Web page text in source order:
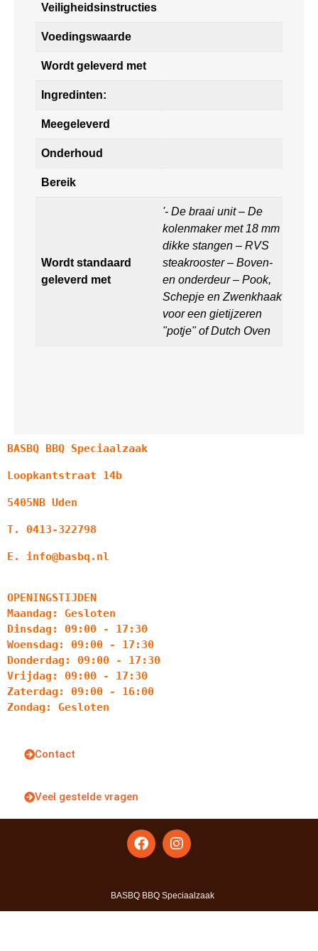
Veiligheidsinstructies
Voedingswaarde
Wordt geleverd met
Ingredinten:
Meegeleverd
Onderhoud
Bereik
Wordt standaard
geleverd met
'- De braai unit – De
kolenmaker met 18 mm
dikke stangen – RVS
steakrooster – Boven-
en onderdeur – Pook,
Schepje en Zwenkhaak
voor een gietijzeren
"potje" of Dutch Oven
BASBQ BBQ Speciaalzaak
Loopkantstraat 14b
5405NB Uden
T. 0413-322798
E. info@basbq.nl
OPENINGSTIJDEN
Maandag: Gesloten
Dinsdag: 09:00 - 17:30
Woensdag: 09:00 - 17:30
Donderdag: 09:00 - 17:30
Vrijdag: 09:00 - 17:30
Zaterdag: 09:00 - 16:00
Zondag: Gesloten
Contact
Veel gestelde vragen
BASBQ BBQ Speciaalzaak